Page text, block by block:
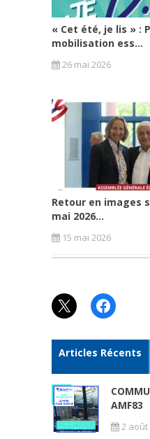
« Cet été, je lis » :
mobilisation ess...
26 mai 2026
Retour en images
mai 2026...
15 mai 2026
X
Articles Récents
AMF83
2 août